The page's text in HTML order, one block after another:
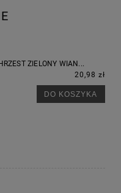
ZIELONY WIAN...
20,98 zł
DO KOSZYKA